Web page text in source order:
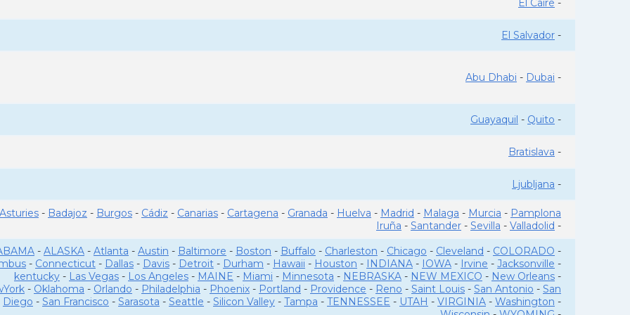
El Caire -
El Salvador -
Abu Dhabi - Dubai -
Guayaquil - Quito -
Bratislava -
Ljubljana -
Asturies - Badajoz - Burgos - Cádiz - Canarias - Cartagena - Granada - Huelva - Madrid - Malaga - Murcia - Pamplona
Iruña - Santander - Sevilla - Valladolid -
- ALASKA - Atlanta - Austin - Baltimore - Boston - Buffalo - Charleston - Chicago - Cleveland - COLORADO -
- Connecticut - Dallas - Davis - Detroit - Durham - Hawaii - Houston - INDIANA - IOWA - Irvine - Jacksonville -
kentucky - Las Vegas - Los Angeles - MAINE - Miami - Minnesota - NEBRASKA - NEW MEXICO - New Orleans -
- Oklahoma - Orlando - Philadelphia - Phoenix - Portland - Providence - Reno - Saint Louis - San Antonio - San
Diego - San Francisco - Sarasota - Seattle - Silicon Valley - Tampa - TENNESSEE - UTAH - VIRGINIA - Washington -